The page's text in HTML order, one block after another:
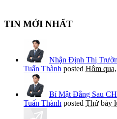
TIN MỚI NHẤT
Nhận Định Thị
Tuấn Thành posted Hôm
Bí Mật Đằng Sau
Tuấn Thành posted Thứ bảy